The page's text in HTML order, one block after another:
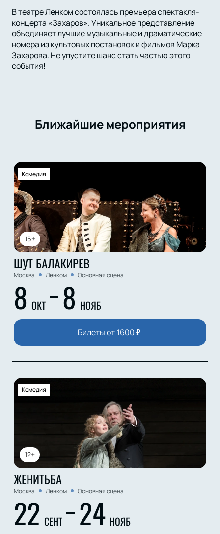
В театре Ленком состоялась премьера спектакля-
концерта «Захаров». Уникальное представление
объединяет лучшие музыкальные и драматические
номера из культовых постановок и фильмов Марка
Захарова. Не упустите шанс стать частью этого
события!
Ближайшие мероприятия
16+
Комедия
ШУТ БАЛАКИРЕВ
Москва Ленком Основная сцена
8 ОКТ 8 НОЯБ
Билеты от 1600₽
12+
Комедия
ЖЕНИТЬБА
Москва Ленком Основная сцена
22 СЕНТ 24 НОЯБ